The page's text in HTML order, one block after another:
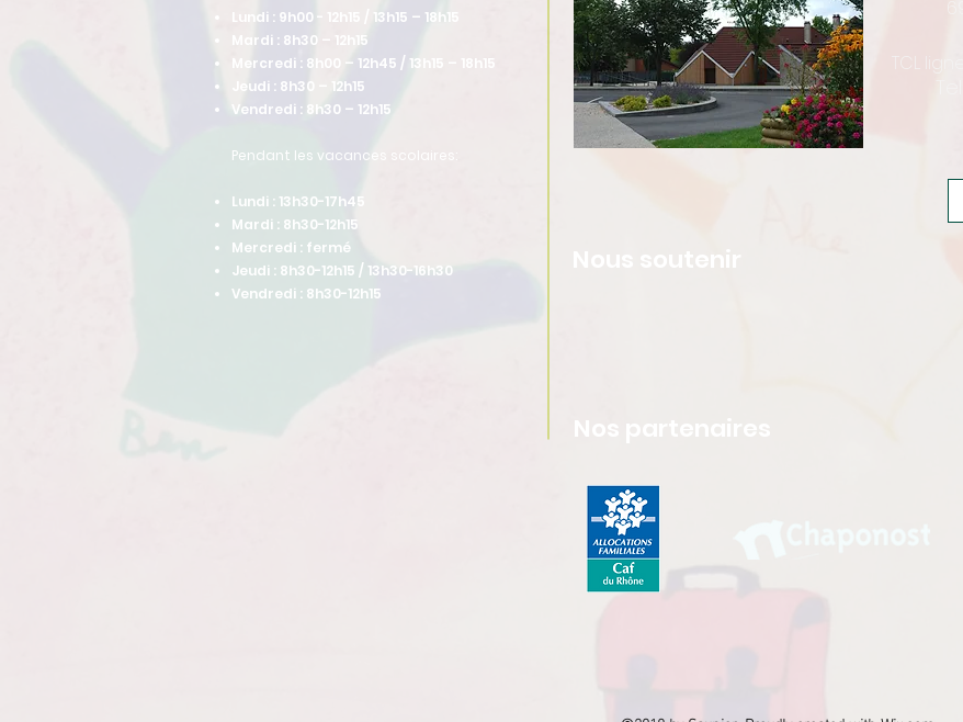
Lundi : 9h00 - 12h15 / 13h15 – 18h15
Mardi : 8h30 – 12h15
Mercredi : 8h00 – 12h45 / 13h15 – 18h15
Jeudi : 8h30 – 12h15
Vendredi : 8h30 – 12h15
Pendant les vacances scolaires:
Lundi : 13h30-17h45
Mardi : 8h30-12h15
Mercredi : fermé
Jeudi : 8h30-12h15 / 13h30-16h30
Vendredi : 8h30-12h15
Nous soutenir
Nos partenaires